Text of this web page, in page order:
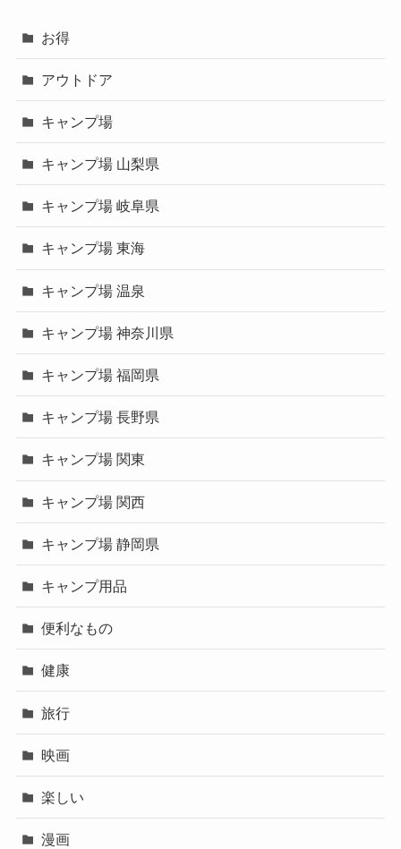
お得
アウトドア
キャンプ場
キャンプ場 山梨県
キャンプ場 岐阜県
キャンプ場 東海
キャンプ場 温泉
キャンプ場 神奈川県
キャンプ場 福岡県
キャンプ場 長野県
キャンプ場 関東
キャンプ場 関西
キャンプ場 静岡県
キャンプ用品
便利なもの
健康
旅行
映画
楽しい
漫画